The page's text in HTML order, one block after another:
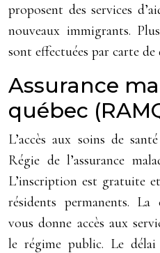
proposent des services
nouveaux immigrants.
sont effectuées par carte
Assurance
québec
L’accès aux soins de
Régie de l’assurance
L’inscription est gratuite
résidents permanents. La
vous donne accès aux
le régime public. Le